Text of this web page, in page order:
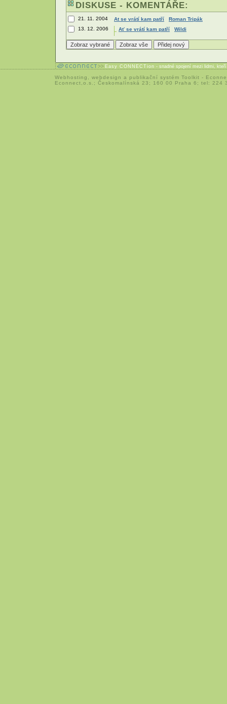
DISKUSE - KOMENTÁŘE:
21. 11. 2004 At se vrátí kam patří
Roman Tripák
13. 12. 2006
Ať se vrátí kam patří Wildi
Easy CONNECTion - snadné spojení mezi lidmi,
Webhosting webdesign a publikační systém Toolkit -
Econnect,o.s.; Českomalínská 23; 160 00 Praha 6; tel: 224